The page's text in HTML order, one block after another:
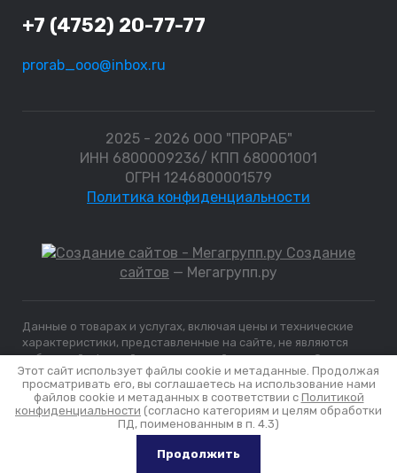
+7 (4752) 20-77-77
prorab_ooo@inbox.ru
2025 - 2026 ООО "ПРОРАБ"
ИНН 6800009236/ КПП 680001001
ОГРН 1246800001579
Политика конфиденциальности
Создание
сайтов — Мегагрупп.ру
Данные о товарах и услугах, включая цены и технические
характеристики, представленные на сайте, не являются
публичной офертой, определяемой положениями Статьи
437 (2) ГК РФ, а носят исключительно информационный
характер. Для получения точной информации о наличии и
стоимости товара, пожалуйста, обращайтесь по нашим
Этот сайт использует файлы cookie и метаданные. Продолжая
просматривать его, вы соглашаетесь на использование нами
файлов cookie и метаданных в соответствии с Политикой
конфиденциальности (согласно категориям и целям обработки
ПД, поименованным в п. 4.3)
Продолжить